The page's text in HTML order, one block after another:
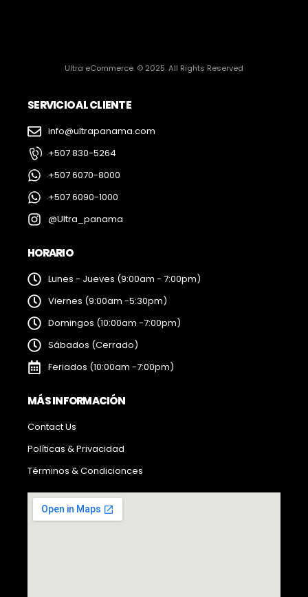
Ultra eCommerce. © 2025. All Rights Reserved
SERVICIO AL CLIENTE
info@ultrapanama.com
+507 830-5264
+507 6070-8000
+507 6090-1000
@Ultra_panama
HORARIO
Lunes - Jueves (9:00am - 7:00pm)
Viernes (9:00am -5:30pm)
Domingos (10:00am -7:00pm)
Sábados (Cerrado)
Feriados (10:00am -7:00pm)
MÁS INFORMACIÓN
Contact Us
Políticas & Privacidad
Términos & Condicionces